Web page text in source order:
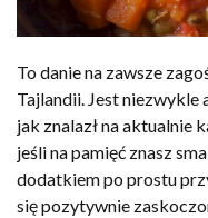
To danie na zawsze
Tajlandii. Jest
jak znalazł na aktualnie
jeśli na pamięć znasz
dodatkiem po prostu
się pozytywnie